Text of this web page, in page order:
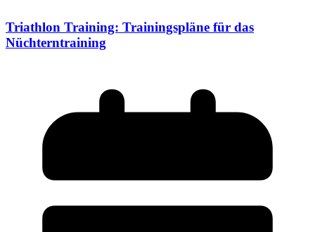
Triathlon Training: Trainingspläne für das
Nüchterntraining